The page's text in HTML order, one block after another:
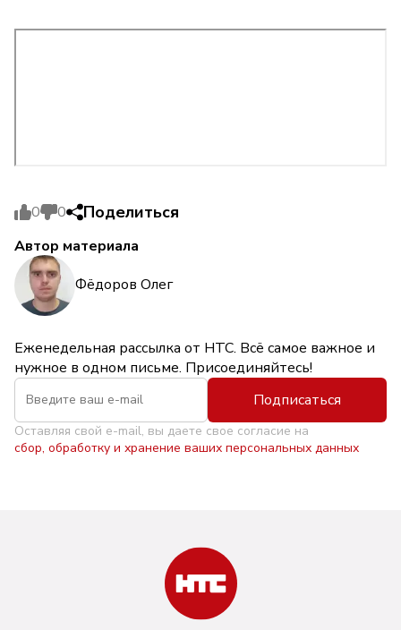
0 0 Поделиться
Автор материала
Фёдоров Олег
Еженедельная рассылка от НТС. Всё самое важное и
нужное в одном письме. Присоединяйтесь!
Подписаться
Оставляя свой e-mail, вы даете свое согласие на
сбор, обработку и хранение ваших персональных данных